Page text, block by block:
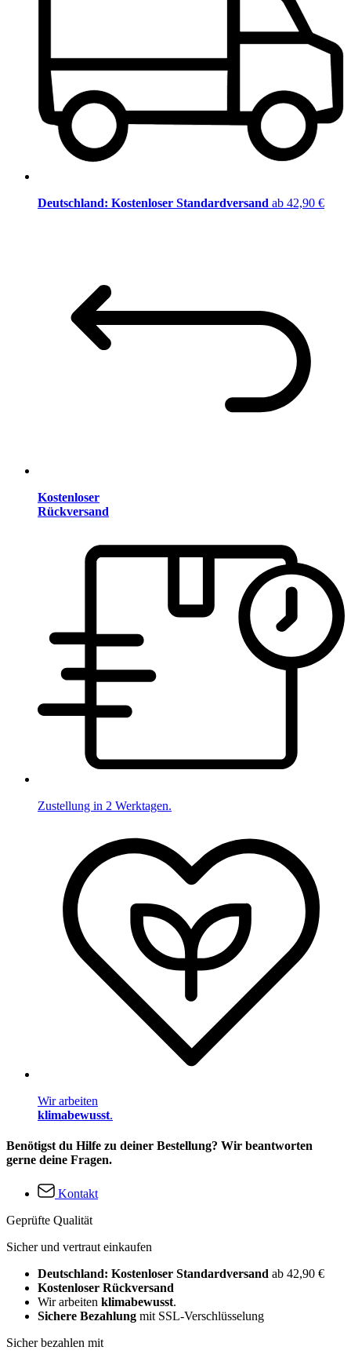
Deutschland: Kostenloser Standardversand ab 42,90 €
Kostenloser
Rückversand
Zustellung in 2 Werktagen.
Wir arbeiten
klimabewusst.
Benötigst du Hilfe zu deiner Bestellung? Wir beantworten
gerne deine Fragen.
Kontakt
Geprüfte Qualität
Sicher und vertraut einkaufen
Deutschland: Kostenloser Standardversand ab 42,90 €
Kostenloser Rückversand
Wir arbeiten klimabewusst.
Sichere Bezahlung mit SSL-Verschlüsselung
Sicher bezahlen mit